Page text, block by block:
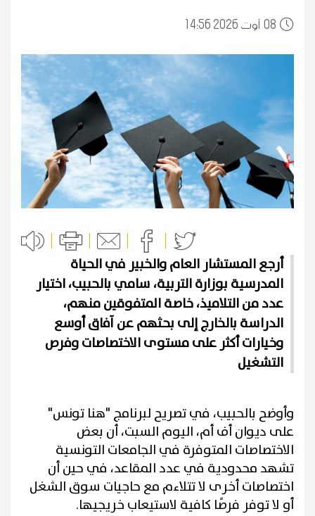
0814:56 2026 أوت
أرجع المستشار العام والخبير في الحياة
المدرسية بوزارة التربية، سامي بالحبيب، اختيار
عدد من التلاميذ، خاصة المتفوقين منهم،
الدراسة بالخارج إلى بحثهم عن آفاق أوسع
وخيارات أكثر على مستوى الاختصاصات وفرص
التشغيل
وأوضح بالحبيب، في تصريح لبرنامج "هنا تونس"
على ديوان أف أم، اليوم السبت، أن بعض
الاختصاصات المتوفرة في الجامعات التونسية
تشهد محدودية في عدد المقاعد، في حين أن
اختصاصات أخرى لا تتلاءم مع حاجيات سوق الشغل
أو لا توفر فرصًا كافية لاستيعاب خريجيها.